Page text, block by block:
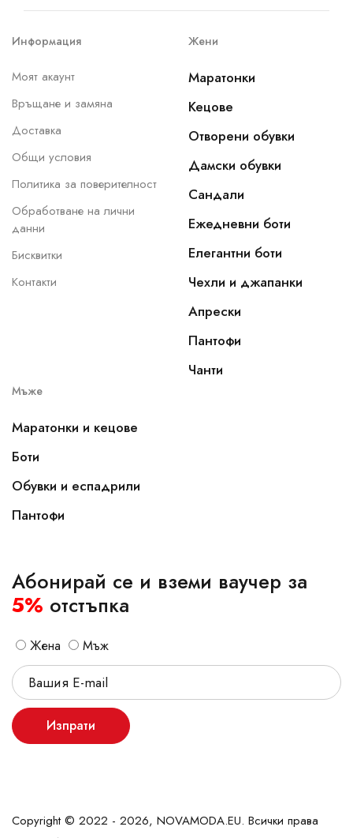
Информация
Моят акаунт
Връщане и замяна
Доставка
Общи условия
Политика за поверителност
Обработване на лични
данни
Бисквитки
Контакти
Жени
Маратонки
Кецове
Отворени обувки
Дамски обувки
Сандали
Ежедневни боти
Елегантни боти
Чехли и джапанки
Апрески
Пантофи
Чанти
Мъже
Маратонки и кецове
Боти
Обувки и еспадрили
Пантофи
Абонирай се и вземи ваучер за
5% отстъпка
Жена Мъж
Изпрати
Copyright © 2022 - 2026, NOVAMODA.EU. Всички права